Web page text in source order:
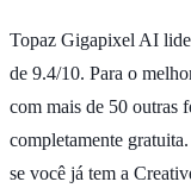
Topaz Gigapixel AI
de 9.4/10. Para o
com mais de 50 outras
completamente
se você já tem a